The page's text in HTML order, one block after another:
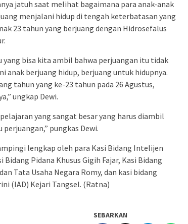
jatuh saat melihat bagaimana para anak-anak
menjalani hidup di tengah keterbatasan yang
23 tahun yang berjuang dengan Hidrosefalus
bisa kita ambil bahwa perjuangan itu tidak
anak berjuang hidup, berjuang untuk hidupnya.
tahun yang ke-23 tahun pada 26 Agustus,
ungkap Dewi.
yang sangat besar yang harus diambil
pungkas Dewi.
lengkap oleh para Kasi Bidang Intelijen
Pidana Khusus Gigih Fajar, Kasi Bidang
Tata Usaha Negara Romy, dan kasi bidang
(IAD) Kejari Tangsel. (Ratna)
SEBARKAN